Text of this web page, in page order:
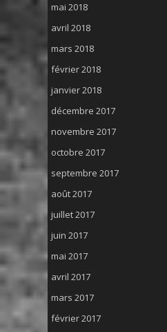
mai 2018
avril 2018
mars 2018
février 2018
janvier 2018
décembre 2017
novembre 2017
octobre 2017
septembre 2017
août 2017
juillet 2017
juin 2017
mai 2017
avril 2017
mars 2017
février 2017